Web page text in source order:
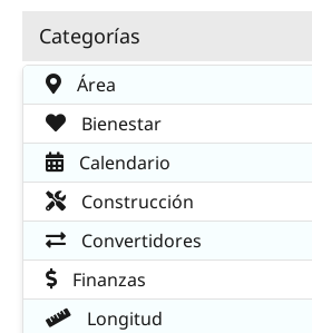
Categorías
Área
Bienestar
Calendario
Construcción
Convertidores
Finanzas
Longitud